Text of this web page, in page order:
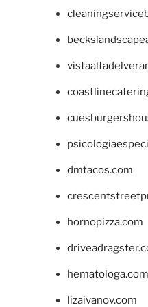
dmtacos.com
hornopizza.com
hematologa.com
lizaivanov.com